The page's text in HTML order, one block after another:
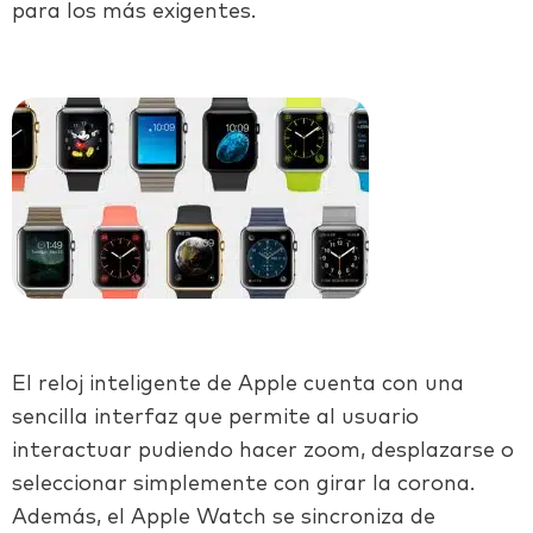
para los más exigentes.
El reloj inteligente de Apple cuenta con una
sencilla interfaz que permite al usuario
interactuar pudiendo hacer zoom, desplazarse o
seleccionar simplemente con girar la corona.
Además, el Apple Watch se sincroniza de